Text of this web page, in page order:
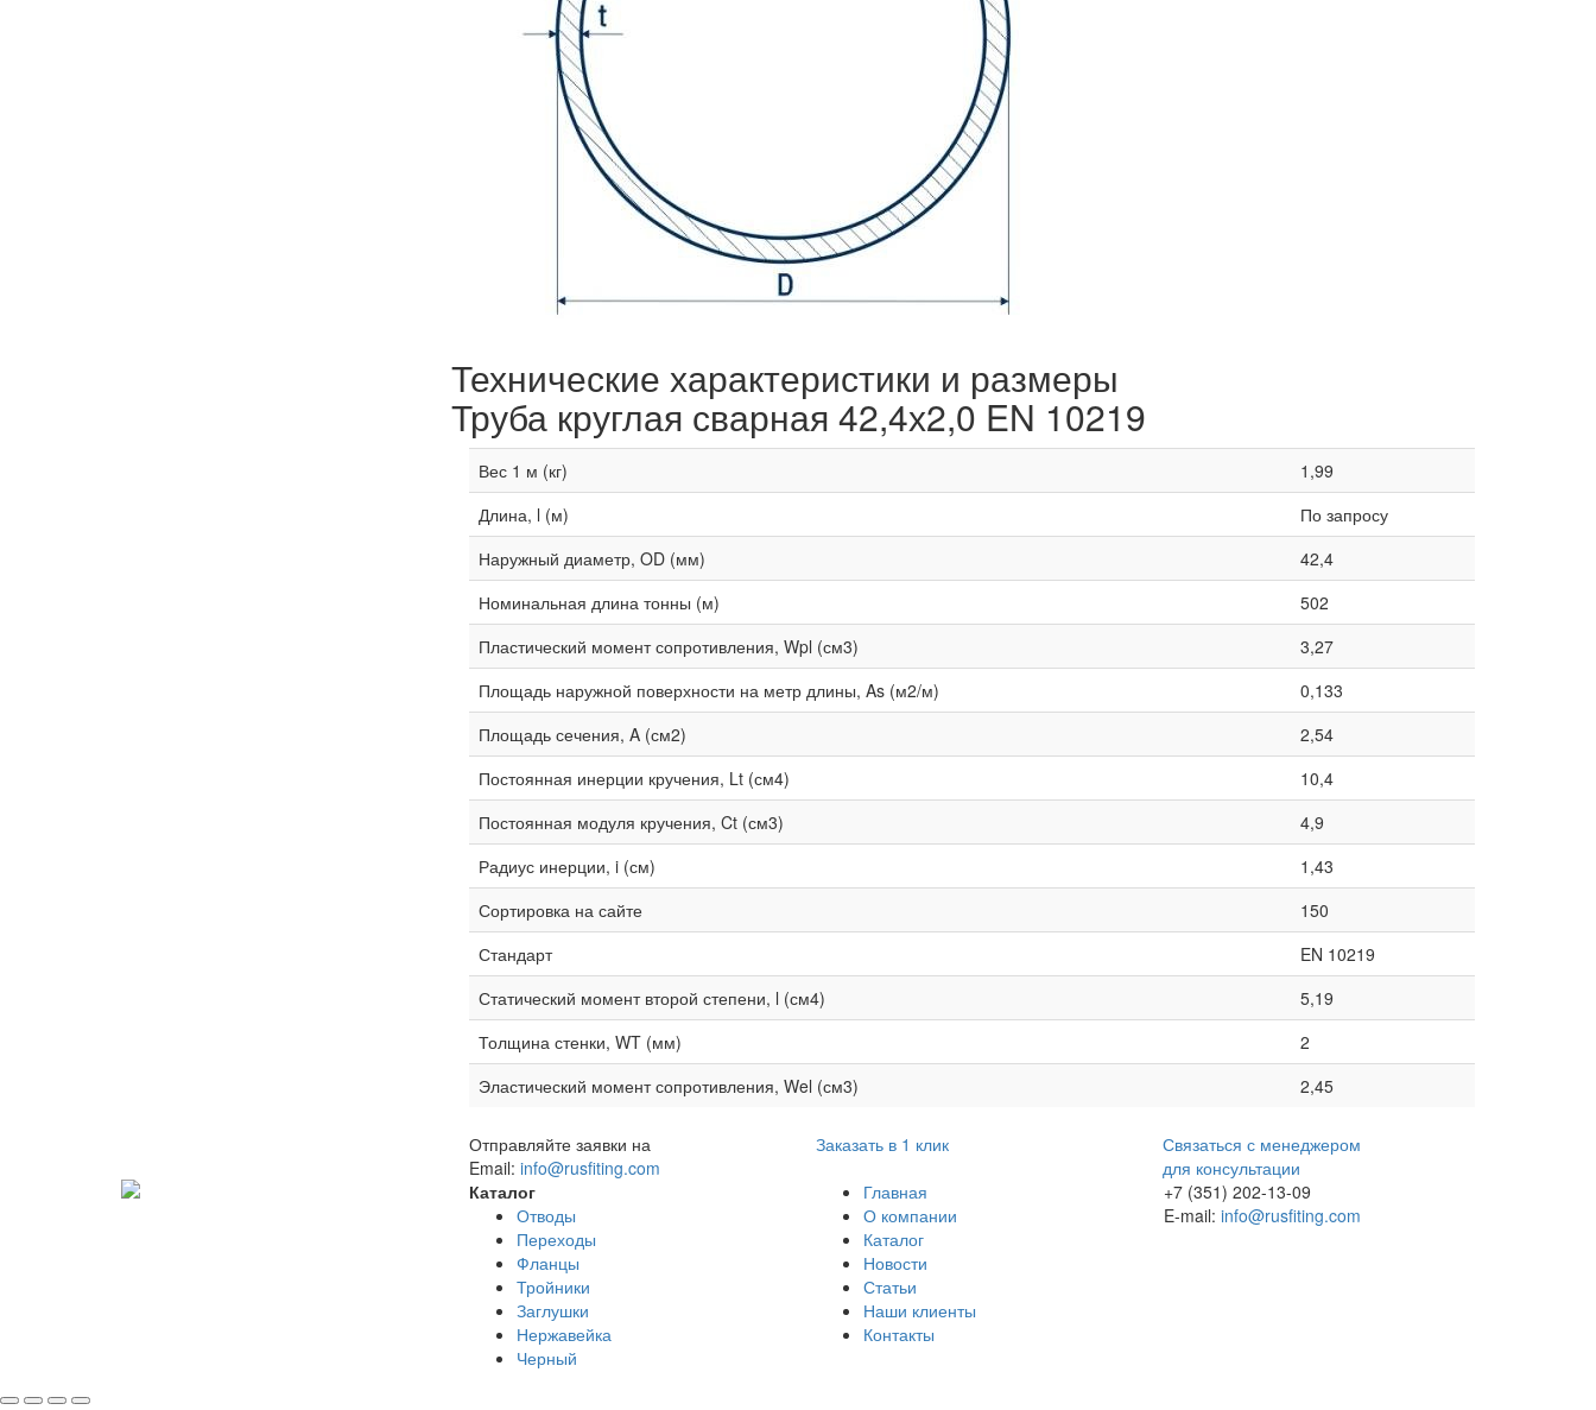
Технические характеристики и размеры
Труба круглая сварная 42,4х2,0 EN 10219
Вес 1 м (кг)
1,99
Длина, l (м)
По запросу
Наружный диаметр, OD (мм)
42,4
Номинальная длина тонны (м)
502
Пластический момент сопротивления, Wpl (см3)
3,27
Площадь наружной поверхности на метр длины, As (м2/м)
0,133
Площадь сечения, A (см2)
2,54
Постоянная инерции кручения, Lt (см4)
10,4
Постоянная модуля кручения, Ct (см3)
4,9
Радиус инерции, i (см)
1,43
Сортировка на сайте
150
Стандарт
EN 10219
Статический момент второй степени, l (см4)
5,19
Толщина стенки, WT (мм)
2
Эластический момент сопротивления, Wel (см3)
2,45
Отправляйте заявки на
Email: info@rusfiting.com
Заказать в 1 клик
Связаться с менеджером
для консультации
Каталог
Отводы
Переходы
Фланцы
Тройники
Заглушки
Нержавейка
Черный
Главная
О компании
Каталог
Новости
Статьи
Наши клиенты
Контакты
+7 (351) 202-13-09
E-mail: info@rusfiting.com